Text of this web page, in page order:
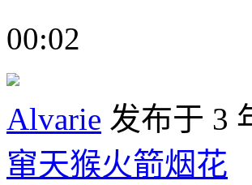
00:02
Alvarie 发布于 3
窜天猴火箭烟花